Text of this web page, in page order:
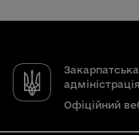
адміністрація
Офіційний